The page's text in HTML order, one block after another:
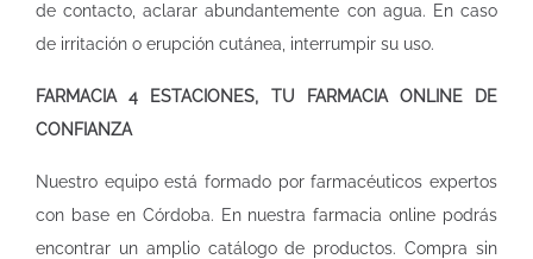
de contacto, aclarar abundantemente con agua. En caso
de irritación o erupción cutánea, interrumpir su uso.
FARMACIA 4 ESTACIONES, TU FARMACIA ONLINE DE
CONFIANZA
Nuestro equipo está formado por farmacéuticos expertos
con base en Córdoba. En nuestrafarmacia online podrás
encontrar un amplio catálogo de productos. Compra sin